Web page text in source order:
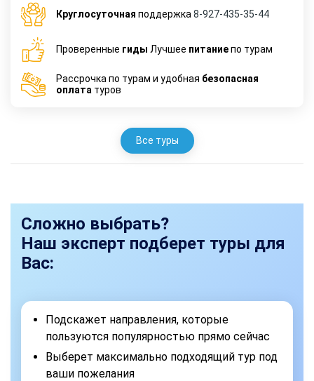
Круглосуточная поддержка 8-927-435-35-44
Проверенные гиды Лучшее питаниепо турам
Рассрочка по турам и удобная безопасная
оплата туров
Все туры
Сложно выбрать?
Наш эксперт подберет туры для
Вас:
Подскажет направления, которые
пользуются популярностью прямо сейчас
Выберет максимально подходящий тур под
ваши пожелания